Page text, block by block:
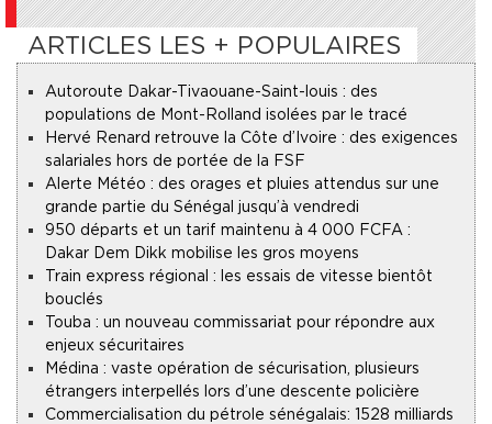
ARTICLES LES + POPULAIRES
Autoroute Dakar-Tivaouane-Saint-louis : des
populations de Mont-Rolland isolées par le tracé
Hervé Renard retrouve la Côte d’Ivoire : des exigences
salariales hors de portée de la FSF
Alerte Météo : des orages et pluies attendus sur une
grande partie du Sénégal jusqu’à vendredi
950 départs et un tarif maintenu à 4 000 FCFA :
Dakar Dem Dikk mobilise les gros moyens
Train express régional : les essais de vitesse bientôt
bouclés
Touba : un nouveau commissariat pour répondre aux
enjeux sécuritaires
Médina : vaste opération de sécurisation, plusieurs
étrangers interpellés lors d’une descente policière
Commercialisation du pétrole sénégalais : 1528 milliards